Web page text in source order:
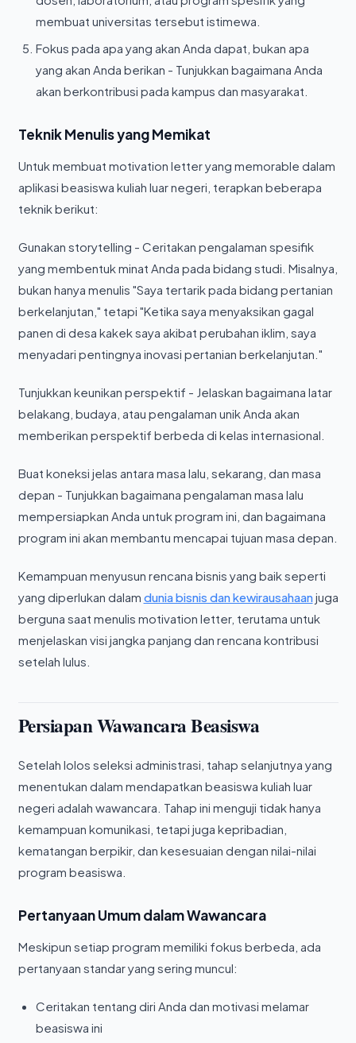
membuat universitas tersebut istimewa.
Fokus pada apa yang akan Anda dapat, bukan apa
yang akan Anda berikan - Tunjukkan bagaimana Anda
akan berkontribusi pada kampus dan masyarakat.
Teknik Menulis yang Memikat
Untuk membuat motivation letter yang memorable dalam
aplikasi beasiswa kuliah luar negeri, terapkan beberapa
teknik berikut:
Gunakan storytelling - Ceritakan pengalaman spesifik
yang membentuk minat Anda pada bidang studi. Misalnya,
bukan hanya menulis "Saya tertarik pada bidang pertanian
berkelanjutan," tetapi "Ketika saya menyaksikan gagal
panen di desa kakek saya akibat perubahan iklim, saya
menyadari pentingnya inovasi pertanian berkelanjutan."
Tunjukkan keunikan perspektif - Jelaskan bagaimana latar
belakang, budaya, atau pengalaman unik Anda akan
memberikan perspektif berbeda di kelas internasional.
Buat koneksi jelas antara masa lalu, sekarang, dan masa
depan - Tunjukkan bagaimana pengalaman masa lalu
mempersiapkan Anda untuk program ini, dan bagaimana
program ini akan membantu mencapai tujuan masa depan.
Kemampuan menyusun rencana bisnis yang baik seperti
yang diperlukan dalam dunia bisnis dan kewirausahaanjuga
berguna saat menulis motivation letter, terutama untuk
menjelaskan visi jangka panjang dan rencana kontribusi
setelah lulus.
Persiapan Wawancara Beasiswa
Setelah lolos seleksi administrasi, tahap selanjutnya yang
menentukan dalam mendapatkan beasiswa kuliah luar
negeri adalah wawancara. Tahap ini menguji tidak hanya
kemampuan komunikasi, tetapi juga kepribadian,
kematangan berpikir, dan kesesuaian dengan nilai-nilai
program beasiswa.
Pertanyaan Umum dalam Wawancara
Meskipun setiap program memiliki fokus berbeda, ada
pertanyaan standar yang sering muncul:
Ceritakan tentang diri Anda dan motivasi melamar
beasiswa ini